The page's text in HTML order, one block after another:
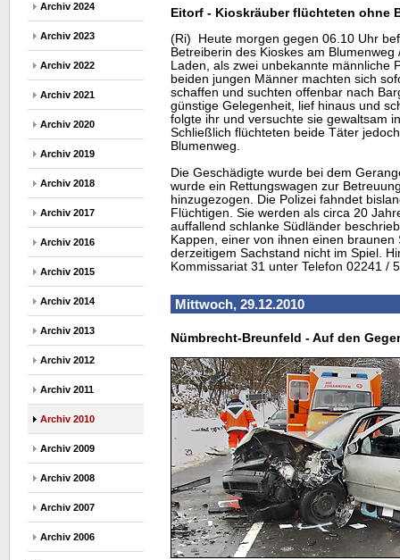
Archiv 2024
Archiv 2023
Archiv 2022
Archiv 2021
Archiv 2020
Archiv 2019
Archiv 2018
Archiv 2017
Archiv 2016
Archiv 2015
Archiv 2014
Archiv 2013
Archiv 2012
Archiv 2011
Archiv 2010
Archiv 2009
Archiv 2008
Archiv 2007
Archiv 2006
Eitorf - Kioskräuber flüchteten ohne
(Ri) Heute morgen gegen 06.10 Uhr
Betreiberin des Kioskes am
Laden, als zwei unbekannte männliche
beiden jungen Männer machten sich
schaffen und suchten offenbar nach
günstige Gelegenheit, lief hinaus und
folgte ihr und versuchte sie gewaltsam
Schließlich flüchteten beide Täter
Blumenweg.
Die Geschädigte wurde bei dem
wurde ein Rettungswagen zur
hinzugezogen. Die Polizei fahndet
Flüchtigen. Sie werden als circa 20
auffallend schlanke Südländer
Kappen, einer von ihnen einen braunen
derzeitigem Sachstand nicht im Spiel.
Kommissariat 31 unter Telefon 02241 /
Mittwoch, 29.12.2010
Nümbrecht-Breunfeld - Auf den